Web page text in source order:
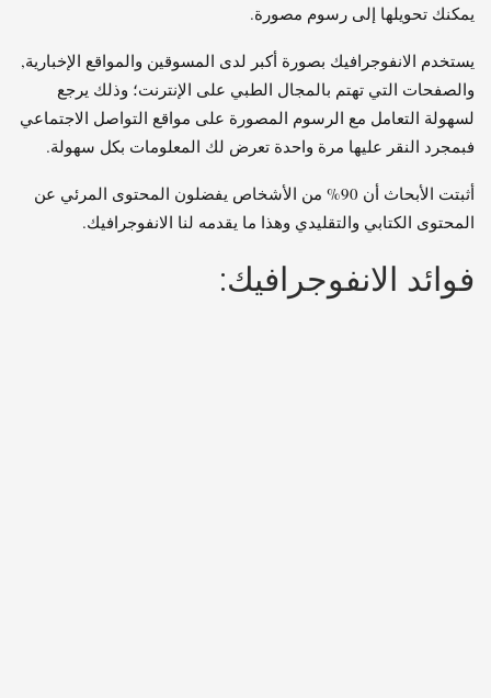
يمكنك تحويلها إلى رسوم مصورة.
يستخدم الانفوجرافيك بصورة أكبر لدى المسوقين والمواقع الإخبارية,
والصفحات التي تهتم بالمجال الطبي على الإنترنت؛ وذلك يرجع
لسهولة التعامل مع الرسوم المصورة على مواقع التواصل الاجتماعي
فبمجرد النقر عليها مرة واحدة تعرض لك المعلومات بكل سهولة.
أثبتت الأبحاث أن 90% من الأشخاص يفضلون المحتوى المرئي عن
المحتوى الكتابي والتقليدي وهذا ما يقدمه لنا الانفوجرافيك.
فوائد الانفوجرافيك: